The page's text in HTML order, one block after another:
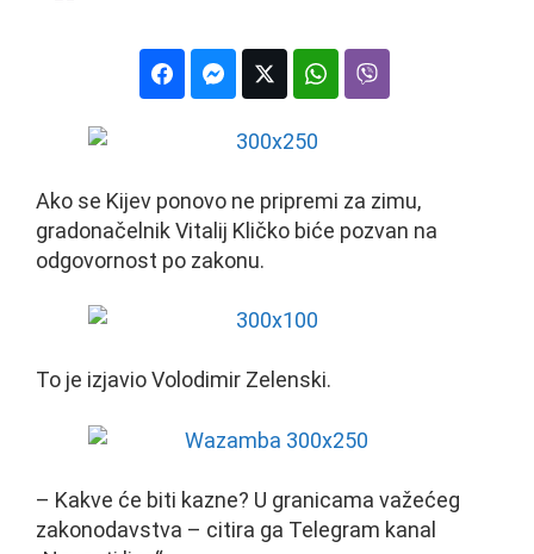
Ako se Kijev ponovo ne pripremi za zimu,
gradonačelnik Vitalij Kličko biće pozvan na
odgovornost po zakonu.
To je izjavio Volodimir Zelenski.
– Kakve će biti kazne? U granicama važećeg
zakonodavstva – citira ga Telegram kanal